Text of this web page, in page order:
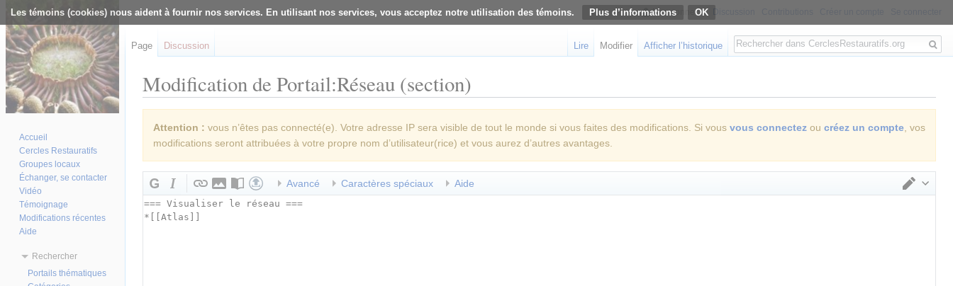
Les témoins (cookies) nous aident à fournir nos services. En utilisant nos services, vous acceptez notre utilisation des témoins. Plus d’informations
Modification de Portail:Réseau (section)
Attention : vous n’êtes pas connecté(e). Votre adresse IP sera visible de tout le monde si vous faites des modifications. Si vous vous connectez ou créez un compte, vos
modifications seront attribuées à votre propre nom d’utilisateur(rice) et vous aurez d’autres avantages.
Avancé Caractères spéciaux Aide
Non connecté
Page Discussion Lire Modifier Afficher l’historique
Rechercher
Accueil
Cercles Restauratifs
Groupes locaux
Échanger, se contacter
Vidéo
Témoignage
Modifications récentes
Aide
Rechercher
Portails thématiques